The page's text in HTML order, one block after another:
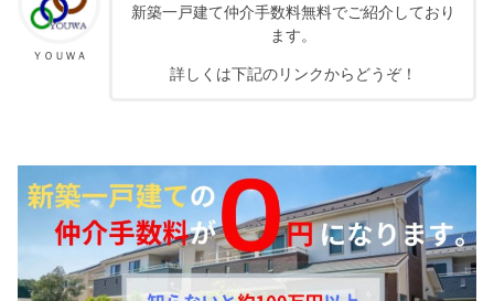
ＹＯＵＷＡ
新築一戸建て仲介手数料無料でご紹介しており
ます。
詳しくは下記のリンクからどうぞ！